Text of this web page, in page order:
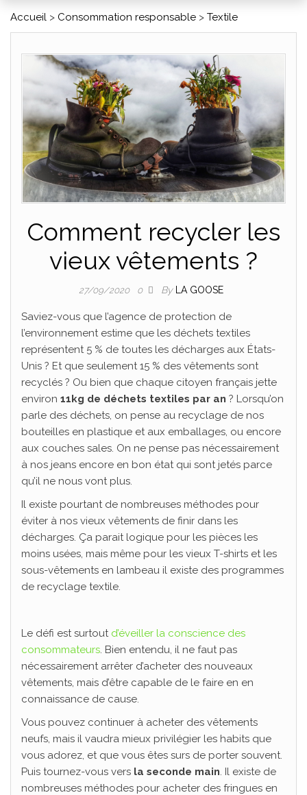
Accueil > Consommation responsable > Textile
Comment recycler les
vieux vêtements ?
27/09/2020 0 By LA GOOSE
Saviez-vous que l’agence de protection de
l’environnement estime que les déchets textiles
représentent 5 % de toutes les décharges aux États-
Unis ? Et que seulement 15 % des vêtements sont
recyclés ? Ou bien que chaque citoyen français jette
environ 11kg de déchets textiles par an ? Lorsqu’on
parle des déchets, on pense au recyclage de nos
bouteilles en plastique et aux emballages, ou encore
aux couches sales. On ne pense pas nécessairement
à nos jeans encore en bon état qui sont jetés parce
qu’il ne nous vont plus.
Il existe pourtant de nombreuses méthodes pour
éviter à nos vieux vêtements de finir dans les
décharges. Ça parait logique pour les pièces les
moins usées, mais même pour les vieux T-shirts et les
sous-vêtements en lambeau il existe des programmes
de recyclage textile.
Le défi est surtout d’éveiller la conscience des
consommateurs. Bien entendu, il ne faut pas
nécessairement arrêter d’acheter des nouveaux
vêtements, mais d’être capable de le faire en en
connaissance de cause.
Vous pouvez continuer à acheter des vêtements
neufs, mais il vaudra mieux privilégier les habits que
vous adorez, et que vous êtes surs de porter souvent.
Puis tournez-vous vers la seconde main. Il existe de
nombreuses méthodes pour acheter des fringues en